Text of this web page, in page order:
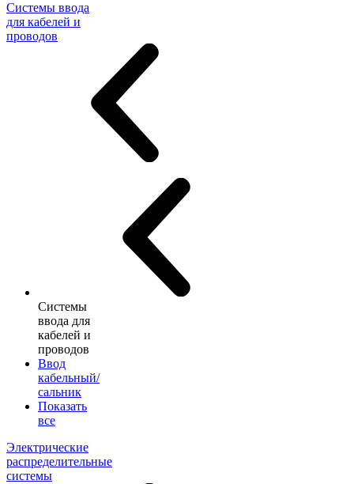
Системы ввода
для кабелей и
проводов
Системы
ввода для
кабелей и
проводов
Ввод
кабельный/
сальник
Показать
все
Электрические
распределительные
системы